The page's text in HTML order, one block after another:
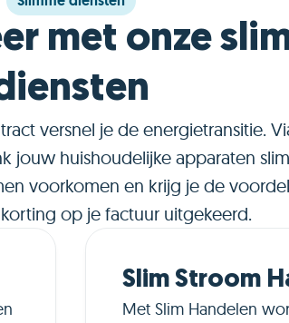
met onze
versnel je de energietransitie.
jouw huishoudelijke apparaten
voorkomen en krijg je de
op je factuur uitgekeerd.
Slim Stroom
Met Slim Handelen